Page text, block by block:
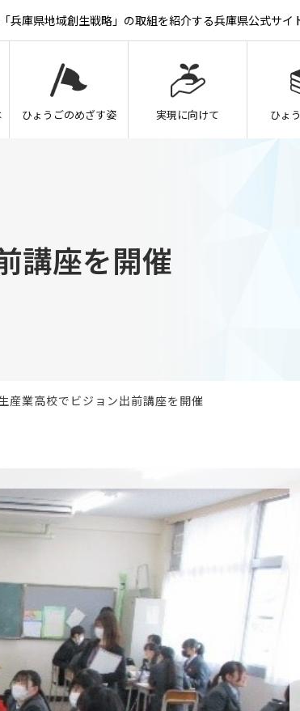
兵庫県地域創生戦略」の取組を紹介する兵庫県公式サイ
ひょうごのめざす姿 実現に向けて ひょ
講座を開催
産業高校でビジョン出前講座を開催